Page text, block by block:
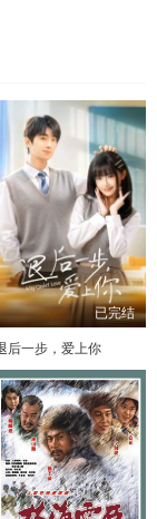
已完结
后一步，爱上你